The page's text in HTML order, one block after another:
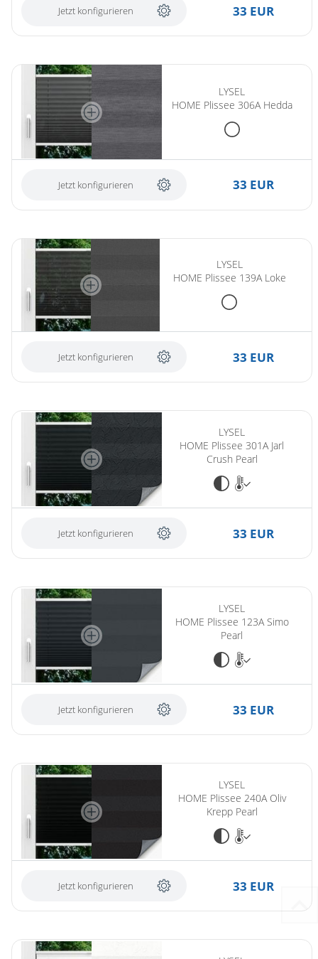
Jetzt konfigurieren 33 EUR
LYSEL
HOME Plissee 306A Hedda
Jetzt konfigurieren 33 EUR
LYSEL
HOME Plissee 139A Loke
Jetzt konfigurieren 33 EUR
LYSEL
HOME Plissee 301A Jarl
Crush Pearl
Jetzt konfigurieren 33 EUR
LYSEL
HOME Plissee 123A Simo
Pearl
Jetzt konfigurieren 33 EUR
LYSEL
HOME Plissee 240A Oliv
Krepp Pearl
Jetzt konfigurieren 33 EUR